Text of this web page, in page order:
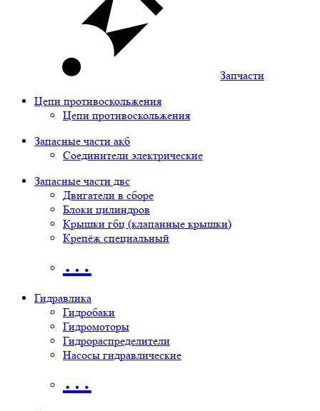
Запчасти
Цепи противоскольжения
Цепи противоскольжения
Запасные части акб
Соединители электрические
Запасные части двс
Двигатели в сборе
Блоки цилиндров
Крышки гбц (клапанные крышки)
Крепёж специальный
…
Гидравлика
Гидробаки
Гидромоторы
Гидрораспределители
Насосы гидравлические
…